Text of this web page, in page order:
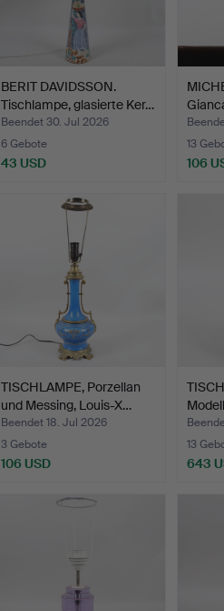
BERIT DAVIDSSON.
Tischlampe, glasierte Ker…
Beendet 30. Jul 2026
6 Gebote
43 USD
13
106
TISCHLAMPE, Porzellan
und Messing, Louis-X…
Beendet 18. Jul 2026
3 Gebote
106 USD
13
643